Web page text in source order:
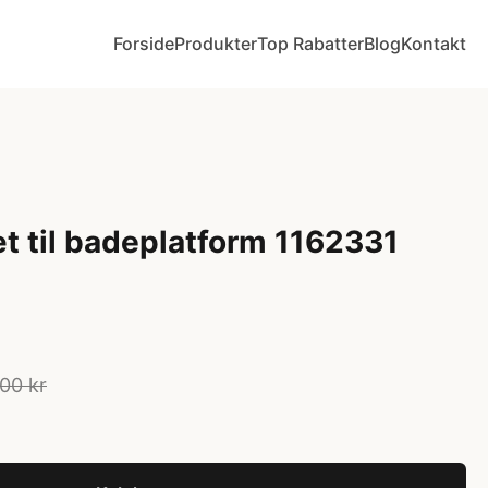
ForsideProdukterTop RabatterBlogKontakt
til badeplatform 1162331
kr